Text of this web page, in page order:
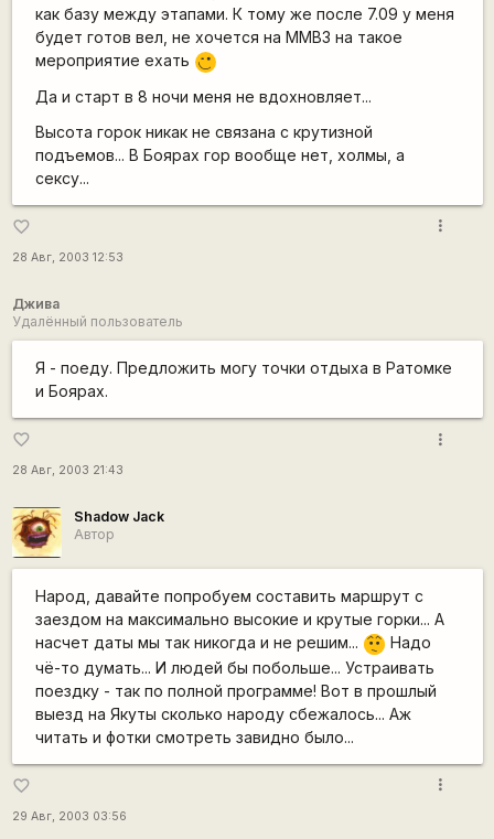
как базу между этапами. К тому же после 7.09 у меня
будет готов вел, не хочется на ММВЗ на такое
мероприятие ехать
;)
Да и старт в 8 ночи меня не вдохновляет...
Высота горок никак не связана с крутизной
подъемов... В Боярах гор вообще нет, холмы, а
сексу...
favorite_border
28 Авг, 2003 12:53
more_vert
Джива
Удалённый пользователь
Я - поеду. Предложить могу точки отдыха в Ратомке
и Боярах.
favorite_border
28 Авг, 2003 21:43
more_vert
Shadow Jack
Автор
Народ, давайте попробуем составить маршрут с
заездом на максимально высокие и крутые горки... А
насчет даты мы так никогда и не решим... :-/ Надо
чё-то думать... И людей бы побольше... Устраивать
поездку - так по полной программе! Вот в прошлый
выезд на Якуты сколько народу сбежалось... Аж
читать и фотки смотреть завидно было...
favorite_border
29 Авг, 2003 03:56
more_vert